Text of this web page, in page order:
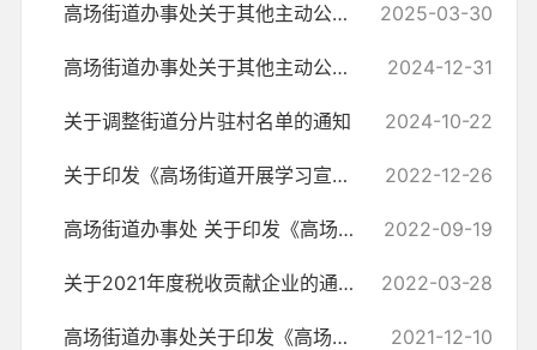
高场街道办事处关于其他主动公开文件的情况说明 2025-03-30
高场街道办事处关于其他主动公开文件的情况说明 2024-12-31
关于调整街道分片驻村名单的通知 2024-10-22
关于印发《高场街道开展学习宣传贯彻党的 二十大精神系列活动方案》的通知 2022-12-26
高场街道办事处 关于印发《高场街道秸秆禁烧与综合利用工作方案》的通知 2022-09-19
关于2021年度税收贡献企业的通报 2022-03-28
高场街道办事处关于印发《高场街道专项整治农村集体资产管理不善问题工... 2021-12-10